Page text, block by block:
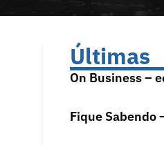
Últimas
On Business –
Fique Sabendo